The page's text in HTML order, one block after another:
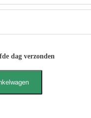
dag verzonden